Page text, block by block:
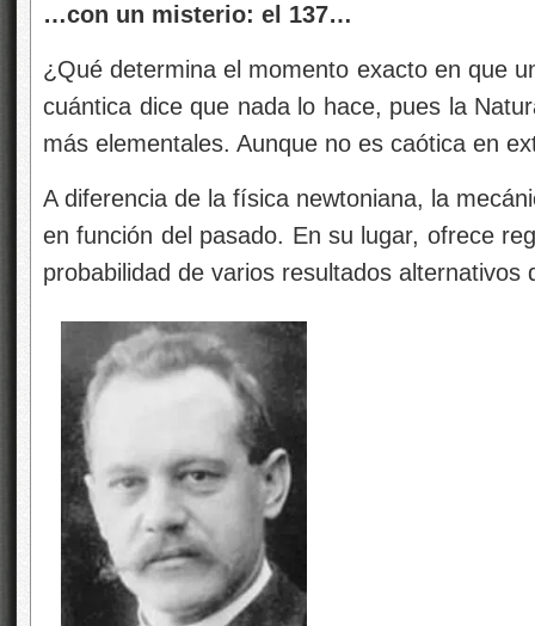
…con un misterio: el 137…
¿Qué determina el momento exacto en que
cuántica dice que nada lo hace, pues la
más elementales. Aunque no es caótica en
A diferencia de la física newtoniana, la
en función del pasado. En su lugar, ofrece
probabilidad de varios resultados alternativos